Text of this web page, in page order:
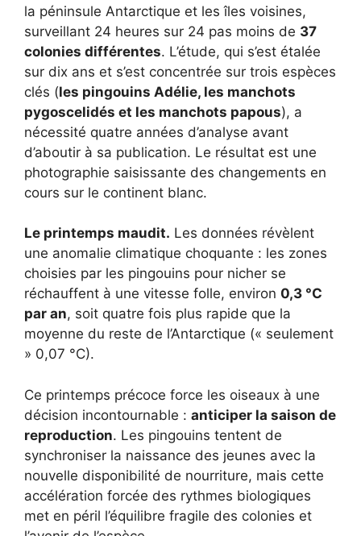
la péninsule Antarctique et les îles voisines,
surveillant 24 heures sur 24 pas moins de 37
colonies différentes. L’étude, qui s’est étalée
sur dix ans et s’est concentrée sur trois espèces
clés (les pingouins Adélie, les manchots
pygoscelidés et les manchots papous), a
nécessité quatre années d’analyse avant
d’aboutir à sa publication. Le résultat est une
photographie saisissante des changements en
cours sur le continent blanc.
Le printemps maudit. Les données révèlent
une anomalie climatique choquante : les zones
choisies par les pingouins pour nicher se
réchauffent à une vitesse folle, environ 0,3 °C
par an, soit quatre fois plus rapide que la
moyenne du reste de l’Antarctique (« seulement
» 0,07 °C).
Ce printemps précoce force les oiseaux à une
décision incontournable : anticiper la saison de
reproduction. Les pingouins tentent de
synchroniser la naissance des jeunes avec la
nouvelle disponibilité de nourriture, mais cette
accélération forcée des rythmes biologiques
met en péril l’équilibre fragile des colonies et